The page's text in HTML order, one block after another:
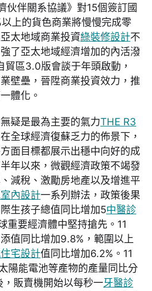
伙伴關系協議》對15個簽訂國
上的貨色商業將慢慢完成零
太地域商業投資綠裝修設計不
了亞太地域經濟增加的內活潑
區3.0版會談于年頭啟動，
壁壘，晉陞商業投資效力，推
體化。
疑是最為主要的氣力THE R3
全球經濟復蘇乏力的佈景下，
面目標都展示出穩中向好的成
年以來，微觀經濟政策不竭發
減稅、激勵房地產以及增進平
內設計一系列辦法，政策後果
生孩子總值同比增加5中醫診
重要經濟體中堅持搶先。11
值同比增加9.8%，範圍以上
宅設計值同比增加6.2%。11
陽能電池等產物的產量同比分
販賣機開始以每秒一牙醫診